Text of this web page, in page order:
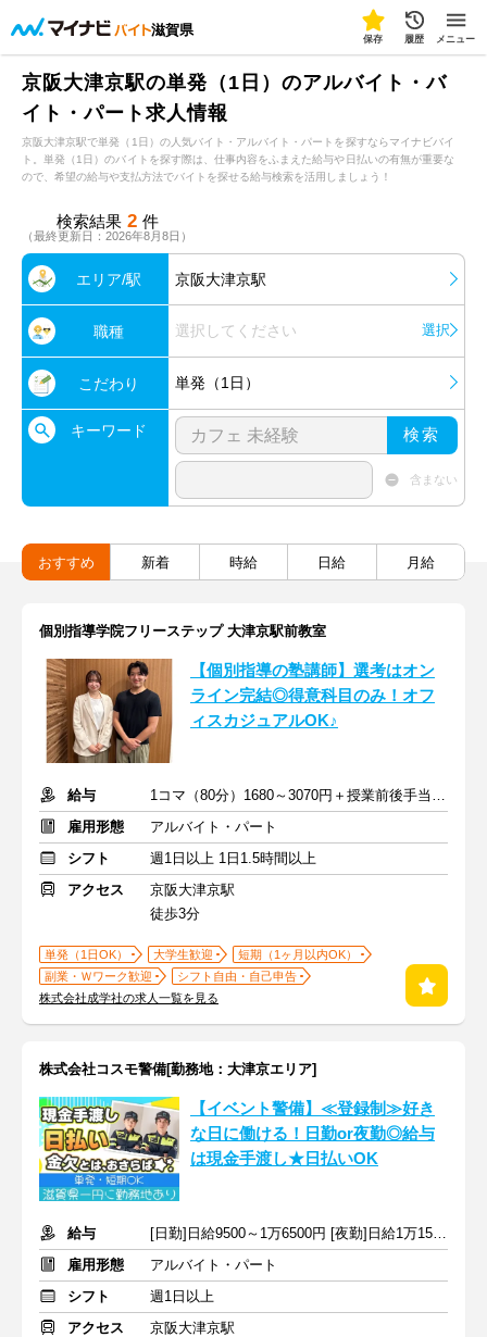
滋賀県
保存 履歴 メニュー
京阪大津京駅の単発（1日）のアルバイト・バ
イト・パート求人情報
京阪大津京駅で単発（1日）の人気バイト・アルバイト・パートを探すならマイナビバイ
ト。単発（1日）のバイトを探す際は、仕事内容をふまえた給与や日払いの有無が重要な
ので、希望の給与や支払方法でバイトを探せる給与検索を活用しましょう！
検索結果 2 件
（最終更新日：2026年8月8日）
エリア/駅 京阪大津京駅
職種 選択してください 選択
こだわり 単発（1日）
キーワード 検索
含まない
おすすめ 新着 時給 日給 月給
個別指導学院フリーステップ 大津京駅前教室
【個別指導の塾講師】選考はオン
ライン完結◎得意科目のみ！オフ
ィスカジュアルOK♪
給与
1コマ（80分）1680～3070円＋授業前後手当500円＋交通費全額支給
雇用形態
アルバイト・パート
シフト
週1日以上 1日1.5時間以上
アクセス
京阪大津京駅
徒歩3分
単発（1日OK） 大学生歓迎
短期（1ヶ月以内OK）
副業・Ｗワーク歓迎
シフト自由・自己申告
株式会社成学社の求人一覧を見る
株式会社コスモ警備[勤務地：大津京エリア]
【イベント警備】≪登録制≫好き
な日に働ける！日勤or夜勤◎給与
は現金手渡し★日払いOK
給与
[日勤]日給9500～1万6500円 [夜勤]日給1万1500～1万9500円
雇用形態
アルバイト・パート
シフト
週1日以上
アクセス
京阪大津京駅